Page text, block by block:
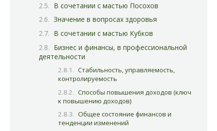
В сочетании с мастью Посохов
Значение в вопросах здоровья
В сочетании с мастью Кубков
Бизнес и финансы, в профессиональной
деятельности
Стабильность, управляемость,
контролируемость
Способы повышения доходов (ключ
к повышению доходов)
Общее состояние финансов и
тенденции изменений